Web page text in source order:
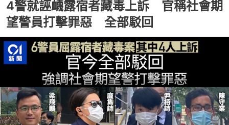
4警就誣衊露宿者藏毒上訴 官稱社會期
望警員打擊罪惡 全部駁回